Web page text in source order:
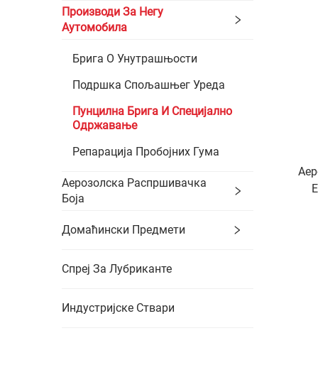
Производи За Негу
Аутомобила
Брига О Унутрашњости
Подршка Спољашњег Уреда
Пунцилна Брига И Специјално
Одржавање
Репарација Пробојних Гума
Аерозолска Распршивачка
Боја
Домаћински Предмети
Спреј За Лубриканте
Индустријске Ствари